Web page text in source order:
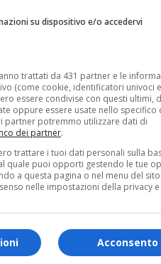
guidava una BMW 2025
su dispositivo e/o accedervi
trattati da 431 partner e le
(come cookie, identificatori univoci
essere condivise con questi ultimi,
oppure essere usate nello specifico
partner potremmo utilizzare dati di
dei partner.
trattare i tuoi dati personali sulla
quale puoi opporti gestendo le tue
a questa pagina o nel menu del
nelle impostazioni della privacy
Acconsento